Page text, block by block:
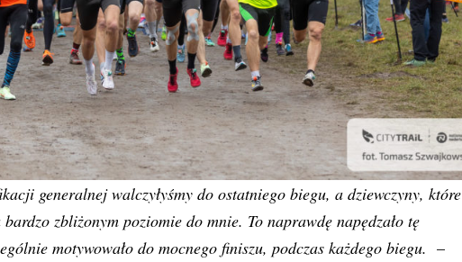
generalnej walczyłyśmy do ostatniego biegu, a dziewczyny, które
zbliżonym poziomie do mnie. To naprawdę napędzało tę
motywowało do mocnego finiszu, podczas każdego biegu. –